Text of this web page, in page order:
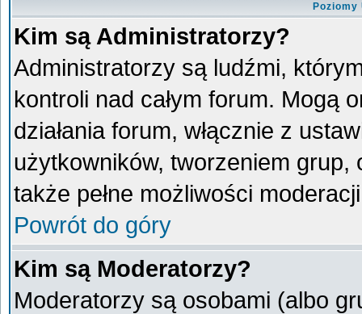
Kim są Administratorzy?
Administratorzy są ludźmi,
kontroli nad całym forum. Mogą
działania forum, włącznie z
użytkowników, tworzeniem
także pełne możliwości
Powrót do góry
Kim są Moderatorzy?
Moderatorzy są osobami (albo